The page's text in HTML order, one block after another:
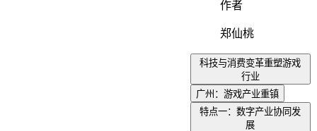
作者
郑仙桃
科技与消费变革重塑游戏
行业
广州：游戏产业重镇
特点一：数字产业协同发
展